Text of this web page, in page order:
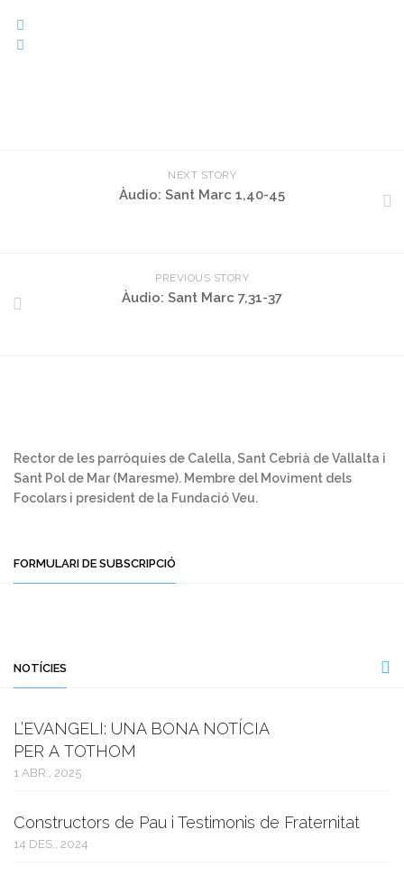
NEXT STORY
Àudio: Sant Marc 1,40-45
PREVIOUS STORY
Àudio: Sant Marc 7,31-37
Rector de les parròquies de Calella, Sant Cebrià de Vallalta i
Sant Pol de Mar (Maresme). Membre del Moviment dels
Focolars i president de la Fundació Veu.
FORMULARI DE SUBSCRIPCIÓ
NOTÍCIES
L’EVANGELI: UNA BONA NOTÍCIA
PER A TOTHOM
1 ABR., 2025
Constructors de Pau i Testimonis de Fraternitat
14 DES., 2024